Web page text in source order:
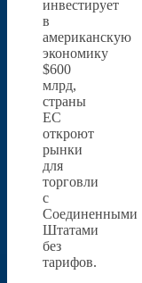
инвестирует
в
американскую
экономику
$600
млрд,
страны
ЕС
откроют
рынки
для
торговли
с
Соединенными
Штатами
без
тарифов.